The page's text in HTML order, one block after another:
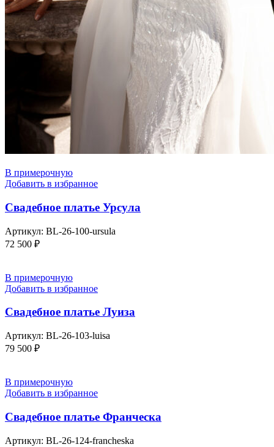
В примерочную
Добавить в избранное
Свадебное платье Урсула
Артикул: BL-26-100-ursula
72 500 ₽
В примерочную
Добавить в избранное
Свадебное платье Луиза
Артикул: BL-26-103-luisa
79 500 ₽
В примерочную
Добавить в избранное
Свадебное платье Франческа
Артикул: BL-26-124-francheska